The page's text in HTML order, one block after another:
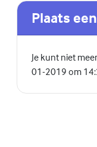
Plaats
Je kunt niet
01-2019 om